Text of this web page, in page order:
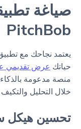
صياغة
PitchBob
حياتك عرض تقديمي
منصة مدعومة
خلال التحليل
تحسين هيكل